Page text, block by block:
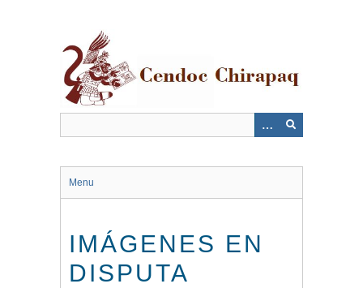
Menu
IMÁGENES EN
DISPUTA